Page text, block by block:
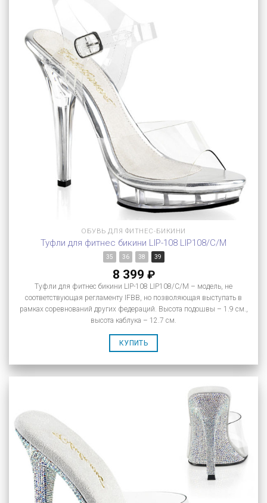
ОБУВЬ ДЛЯ ФИТНЕС-БИКИНИ
Туфли для фитнес бикини LIP-108 LIP108/C/M
35 36 38 39
8 399 ₽
Туфли для фитнес бикини LIP-108 LIP108/C/M – модель, не
соответствующая регламенту IFBB, но позволяющая выступать в
рамках соревнований других федераций. Высота подошвы – 1.9 см.,
высота каблука – 12.7 см.
КУПИТЬ